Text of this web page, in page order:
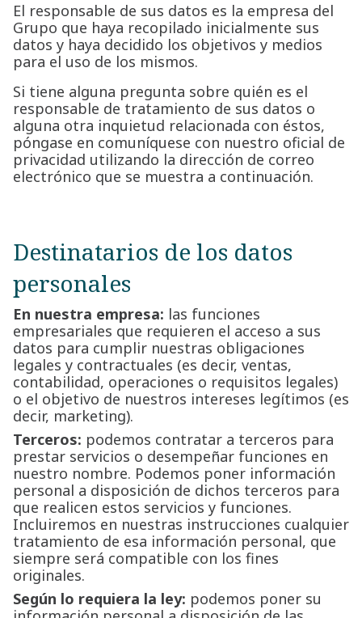
El responsable de sus datos es la empresa del
Grupo que haya recopilado inicialmente sus
datos y haya decidido los objetivos y medios
para el uso de los mismos.
Si tiene alguna pregunta sobre quién es el
responsable de tratamiento de sus datos o
alguna otra inquietud relacionada con éstos,
póngase en comuníquese con nuestro oficial de
privacidad utilizando la dirección de correo
electrónico que se muestra a continuación.
Destinatarios de los datos
personales
En nuestra empresa: las funciones
empresariales que requieren el acceso a sus
datos para cumplir nuestras obligaciones
legales y contractuales (es decir, ventas,
contabilidad, operaciones o requisitos legales)
o el objetivo de nuestros intereses legítimos (es
decir, marketing).
Terceros: podemos contratar a terceros para
prestar servicios o desempeñar funciones en
nuestro nombre. Podemos poner información
personal a disposición de dichos terceros para
que realicen estos servicios y funciones.
Incluiremos en nuestras instrucciones cualquier
tratamiento de esa información personal, que
siempre será compatible con los fines
originales.
Según lo requiera la ley: podemos poner su